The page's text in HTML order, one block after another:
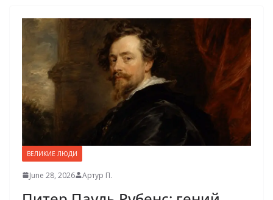
ВЕЛИКИЕ ЛЮДИ
June 28, 2026 Артур П.